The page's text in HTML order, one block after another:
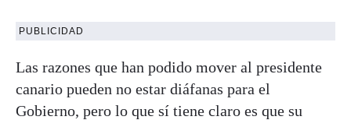
PUBLICIDAD
Las razones que han podido mover al presidente
canario pueden no estar diáfanas para el
Gobierno, pero lo que sí tiene claro es que su